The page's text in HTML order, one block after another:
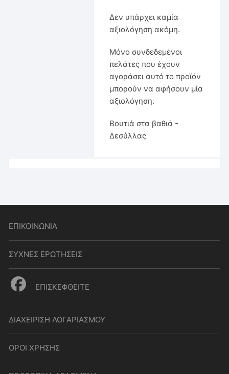
Δεν υπάρχει καμία
αξιολόγηση ακόμη.
Μόνο συνδεδεμένοι
πελάτες που έχουν
αγοράσει αυτό το προϊόν
μπορούν να αφήσουν μία
αξιολόγηση.
Βουτιά στα βαθιά -
Δεσύλλας
ΕΠΙΚΟΙΝΩΝΙΑ
ΣΥΧΝΕΣ ΕΡΩΤΗΣΕΙΣ
ΕΠΙΣΚΕΦΘΕΙΤΕ
ΔΙΑΧΕΙΡΙΣΗ ΛΟΓΑΡΙΑΣΜΟΥ
ΟΡΟΙ ΧΡΗΣΗΣ